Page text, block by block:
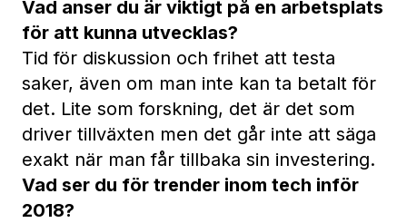
Vad anser du är viktigt på en arbetsplats
för att kunna utvecklas?
Tid för diskussion och frihet att testa
saker, även om man inte kan ta betalt för
det. Lite som forskning, det är det som
driver tillväxten men det går inte att säga
exakt när man får tillbaka sin investering.
Vad ser du för trender inom tech inför
2018?